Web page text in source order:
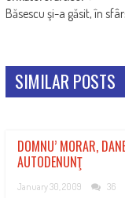
Băsescu şi-a găsit, în
SIMILAR POSTS
DOMNU’ MORAR,
AUTODENUNŢ
January 30, 2009
36